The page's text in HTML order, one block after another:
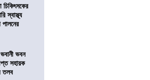
চিকিৎসকের
স্বাস্থ্য
পালনের
ভবন
সহায়ক
তলব